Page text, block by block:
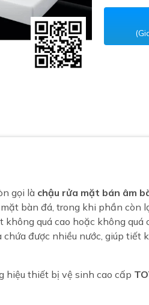
Sen tắm
Combo thiết bị vệ
Combo Máy nước
mặt trời
gọi là chậu rửa mặt bán âm
bàn đá, trong khi phần còn
không quá cao hoặc không
chứa được nhiều nước, giúp
hiệu thiết bị vệ sinh cao cấp